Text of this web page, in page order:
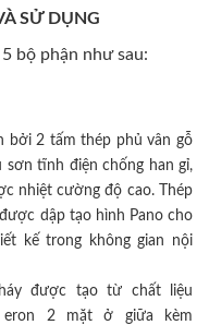
SỬ DỤNG
bộ phận như sau:
bởi 2 tấm thép phủ vân gỗ
tĩnh điện chống han gỉ,
nhiệt cường độ cao. Thép
dập tạo hình Pano cho
kế trong không gian nội
được tạo từ chất liệu
eron 2 mặt ở giữa kèm